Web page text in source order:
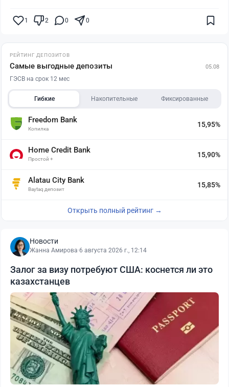
1 2 0 0
РЕЙТИНГ ДЕПОЗИТОВ
Самые выгодные депозиты 05.08
ГЭСВ на срок 12 мес
Гибкие Накопительные Фиксированные
Freedom Bank
Копилка
15,95%
Home Credit Bank
Простой +
15,90%
Alatau City Bank
Baytaq депозит
15,85%
Открыть полный рейтинг →
Новости
Жанна Амирова·6 августа 2026 г., 12:14
Залог за визу потребуют США: коснется ли это
казахстанцев